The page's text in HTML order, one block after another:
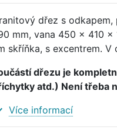
dřez s
mm, vana 450 x 410 x
skříňka, s excentrem.
dřezu je
atd.) Není třeba
Více informací